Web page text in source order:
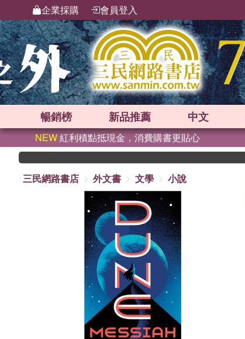
企業採購 會員登入
暢銷榜 新品推薦 中文
NEW紅利積點抵現金，消費購書更貼心
三民網路書店
外文書 文學 小說